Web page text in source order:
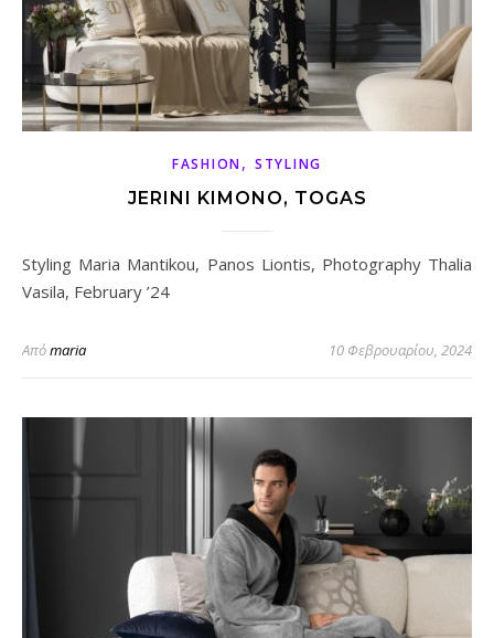
FASHION, STYLING
JERINI KIMONO, TOGAS
Styling Maria Mantikou, Panos Liontis, Photography Thalia
Vasila, February ’24
Απόmaria 10 Φεβρουαρίου, 2024